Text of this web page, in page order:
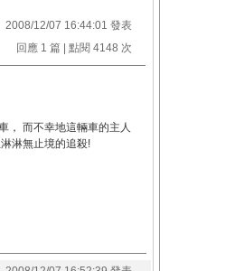
2008/12/07 16:44:01 發表
回應 1 篇 | 點閱 4148 次
， 而不幸地這輛車的主人
淋無止境的追殺!